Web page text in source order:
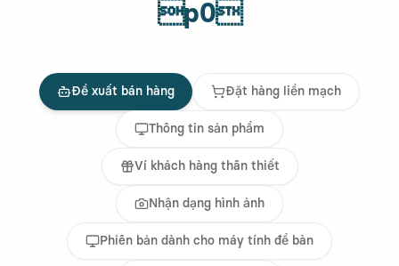
p0
Đề xuất bán hàng Đặt hàng liền mạch
Thông tin sản phẩm
Ví khách hàng thân thiết
Nhận dạng hình ảnh
Phiên bản dành cho máy tính để bàn